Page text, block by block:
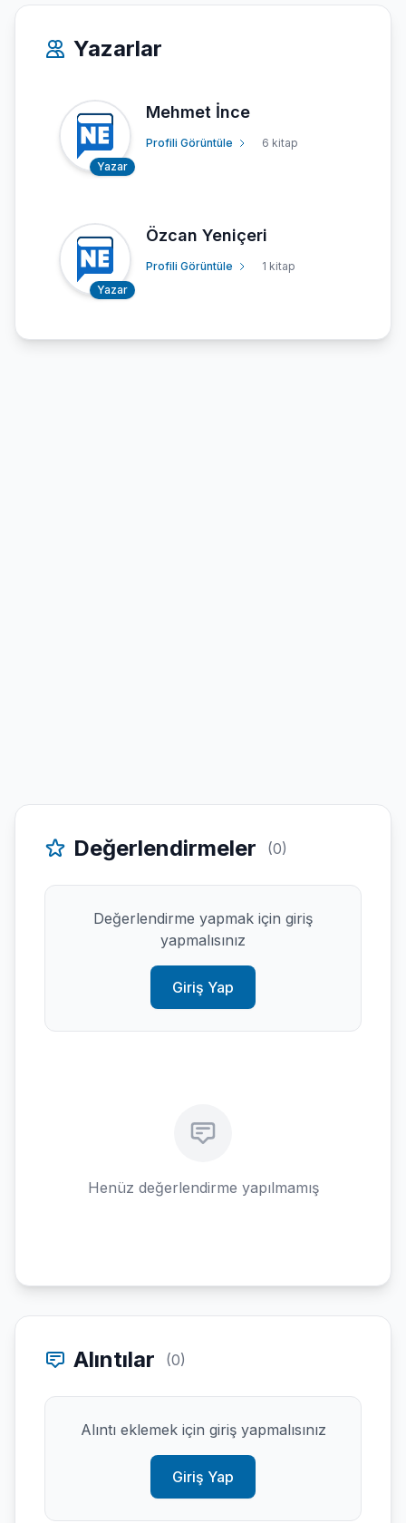
Yazarlar
Yazar
Mehmet İnce
Profili Görüntüle 6 kitap
Yazar
Özcan Yeniçeri
Profili Görüntüle 1 kitap
Değerlendirmeler (0)
Değerlendirme yapmak için giriş
yapmalısınız
Giriş Yap
Henüz değerlendirme yapılmamış
Alıntılar (0)
Alıntı eklemek için giriş yapmalısınız
Giriş Yap